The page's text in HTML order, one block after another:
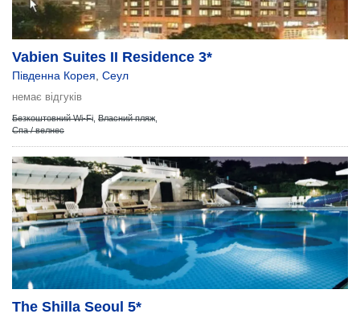
Vabien Suites II Residence 3*
Південна Корея Сеул
немає відгуків
Безкоштовний Wi-Fi Власний пляж
Спа / велнес
The Shilla Seoul 5*